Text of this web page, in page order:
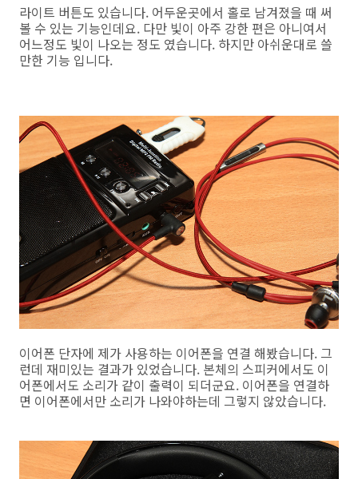
라이트 버튼도 있습니다. 어두운곳에서 홀로 남겨졌을 때 써
볼 수 있는 기능인데요. 다만 빛이 아주 강한 편은 아니여서
어느정도 빛이 나오는 정도 였습니다. 하지만 아쉬운대로 쓸
만한 기능 입니다.
이어폰 단자에 제가 사용하는 이어폰을 연결 해봤습니다. 그
런데 재미있는 결과가 있었습니다. 본체의 스피커에서도 이
어폰에서도 소리가 같이 출력이 되더군요. 이어폰을 연결하
면 이어폰에서만 소리가 나와야하는데 그렇지 않았습니다.